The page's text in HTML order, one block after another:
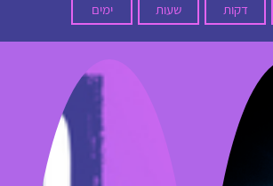
דקות שעות ימים